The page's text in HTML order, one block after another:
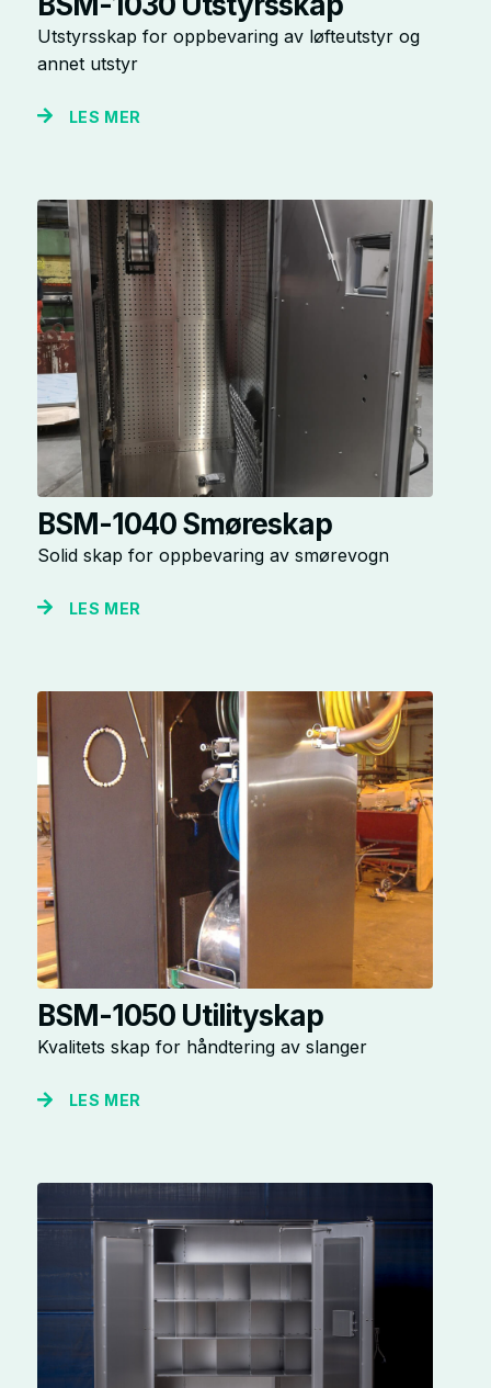
Utstyrsskap for oppbevaring av løfteutstyr og
annet utstyr
LES MER
BSM-1040 Smøreskap
Solid skap for oppbevaring av smørevogn
LES MER
BSM-1050 Utilityskap
Kvalitets skap for håndtering av slanger
LES MER